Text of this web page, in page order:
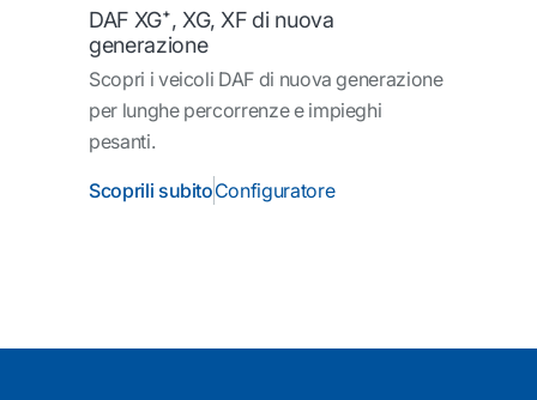
DAF XG⁺, XG, XF di nuova
generazione
Scopri i veicoli DAF di nuova generazione
per lunghe percorrenze e impieghi
pesanti.
Scoprili subitoConfiguratore